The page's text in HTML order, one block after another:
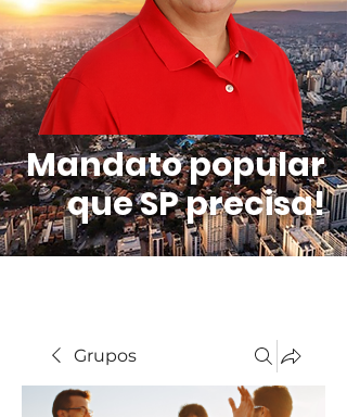
Mandato popular
que SP precisa!
Grupos